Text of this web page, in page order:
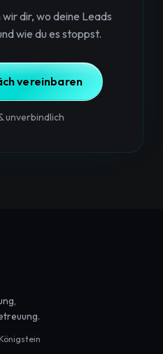
dir, wo deine Leads
wie du es stoppst.
vereinbaren
unverbindlich
Königstein